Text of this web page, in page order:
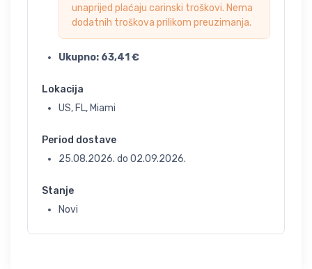
unaprijed plaćaju carinski troškovi. Nema
dodatnih troškova prilikom preuzimanja.
Ukupno: 63,41 €
Lokacija
US, FL, Miami
Period dostave
25.08.2026. do 02.09.2026.
Stanje
Novi